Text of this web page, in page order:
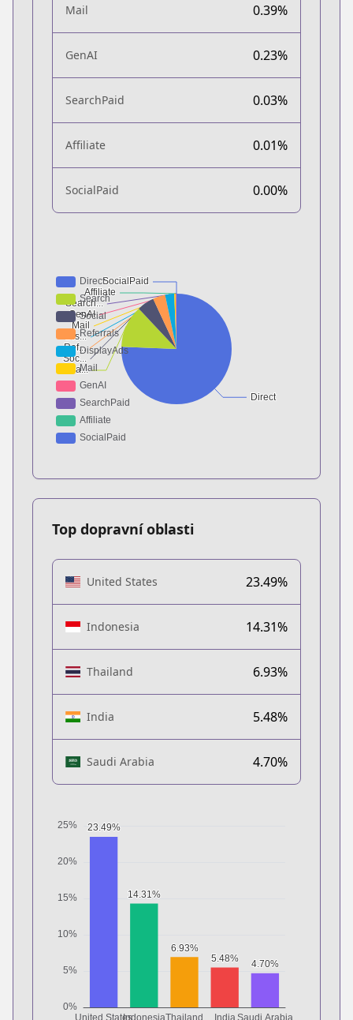
Mail 0.39%
GenAI 0.23%
SearchPaid 0.03%
Affiliate 0.01%
SocialPaid 0.00%
Top dopravní oblasti
United States 23.49%
Indonesia 14.31%
Thailand 6.93%
India 5.48%
Saudi Arabia 4.70%